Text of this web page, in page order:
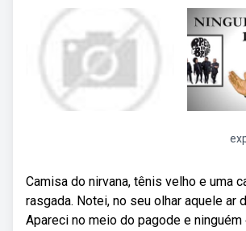
Camisa do nirvana, tênis velho e uma
rasgada. Notei, no seu olhar aquele ar
Apareci no meio do pagode e ninguém